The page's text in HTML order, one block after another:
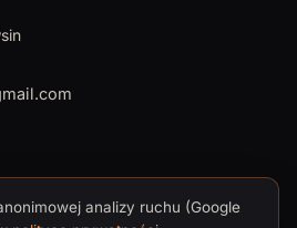
· Tomasz Brokman, Mistrz Sztuki
analizy ruchu (Google